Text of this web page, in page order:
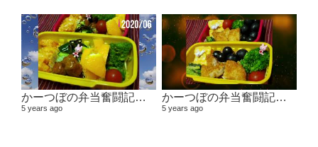
かーつぼの弁当奮闘記その２ 【２０２０年６月～７月】
5 years ago
かーつぼの弁当奮闘記その1 2020年４月～５月
5 years ago